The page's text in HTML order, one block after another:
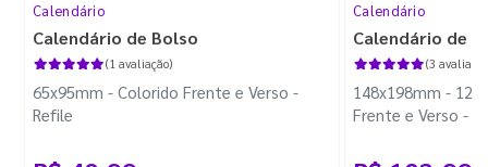
Calendário
Calendário de Bolso
(1 avaliação)
65x95mm - Colorido Frente e Verso -
Refile
Calendário
Calendário de
(3
148x198mm - 12
Frente e Verso -